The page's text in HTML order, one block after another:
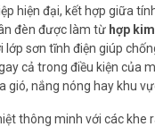
hiện đại, kết hợp giữa
đèn được làm từ hợp
lớp sơn tĩnh điện giúp
cả trong điều kiện của
gió, nắng nóng hay khu
thông minh với các khe